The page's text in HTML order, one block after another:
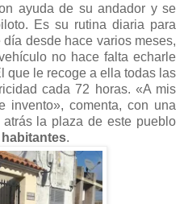
ayuda de su andador y se
Es su rutina diaria para
desde hace varios meses,
no hace falta echarle
que le recoge a ella todas las
cada 72 horas. «A mis
invento», comenta, con una
la plaza de este pueblo
.